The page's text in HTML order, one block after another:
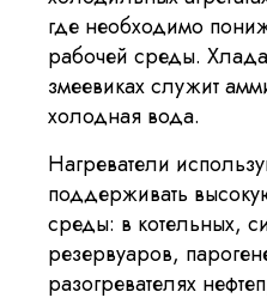
где необходимо
рабочей среды.
змеевиках служит
холодная вода.
Нагреватели
поддерживать
среды: в котельных,
резервуаров,
разогревателях